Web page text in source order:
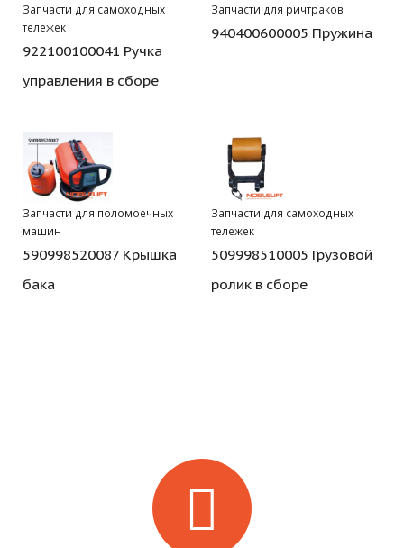
Запчасти для самоходных
тележек
922100100041 Ручка
управления в сборе
Запчасти для ричтраков
940400600005 Пружина
Запчасти для поломоечных
машин
590998520087 Крышка
бака
Запчасти для самоходных
тележек
509998510005 Грузовой
ролик в сборе